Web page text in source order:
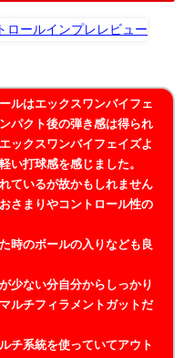
ルはエックスワンバイフェ
パクト後の弾き感は得られ
ックスワンバイフェイズよ
い打球感を感じました。
ているが故かもしれません
さまりやコントロール性の
時のボールの入りなども良
少ない分自分からしっかり
ルチフィラメントガットだ
チ系統を使っていてアウト